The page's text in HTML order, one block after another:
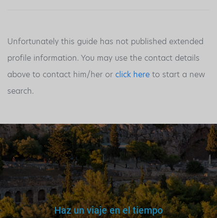
Unfortunately this guide has not published extended
profile information. You may use the contact details
above to contact him/her or click here to start a new
search.
Haz un viaje en el tiempo